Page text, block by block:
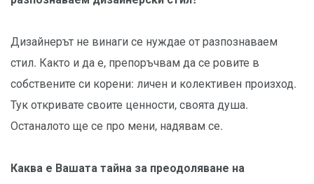
Дизайнерът не винаги се нуждае от разпознаваем
стил. Както и да е, препоръчвам да се ровите в
собствените си корени: личен и колективен произход.
Тук откривате своите ценности, своята душа.
Останалото ще се про мени, надявам се.
Каква е Вашата тайна за преодоляване на